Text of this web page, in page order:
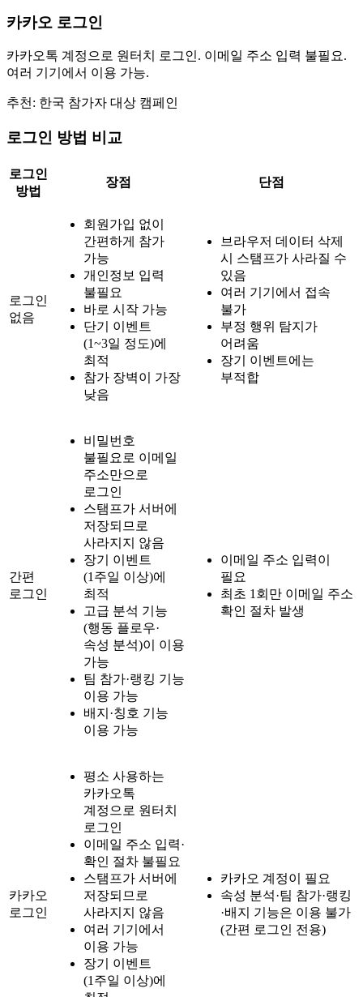
카카오 로그인
카카오톡 계정으로 원터치 로그인. 이메일 주소 입력 불필요.
여러 기기에서 이용 가능.
추천: 한국 참가자 대상 캠페인
로그인 방법 비교
로그인
방법
장점 단점
로그인
없음
회원가입 없이
간편하게 참가
가능
개인정보 입력
불필요
바로 시작 가능
단기 이벤트
(1~3일 정도)에
최적
참가 장벽이 가장
낮음
브라우저 데이터 삭제
시 스탬프가 사라질 수
있음
여러 기기에서 접속
불가
부정 행위 탐지가
어려움
장기 이벤트에는
부적합
간편
로그인
비밀번호
불필요로 이메일
주소만으로
로그인
스탬프가 서버에
저장되므로
사라지지 않음
장기 이벤트
(1주일 이상)에
최적
고급 분석 기능
(행동 플로우·
속성 분석)이 이용
가능
팀 참가·랭킹 기능
이용 가능
배지·칭호 기능
이용 가능
이메일 주소 입력이
필요
최초 1회만 이메일 주소
확인 절차 발생
카카오
로그인
평소 사용하는
카카오톡
계정으로 원터치
로그인
이메일 주소 입력·
확인 절차 불필요
스탬프가 서버에
저장되므로
사라지지 않음
여러 기기에서
이용 가능
장기 이벤트
(1주일 이상)에
카카오 계정이 필요
속성 분석·팀 참가·랭킹
·배지 기능은 이용 불가
(간편 로그인 전용)